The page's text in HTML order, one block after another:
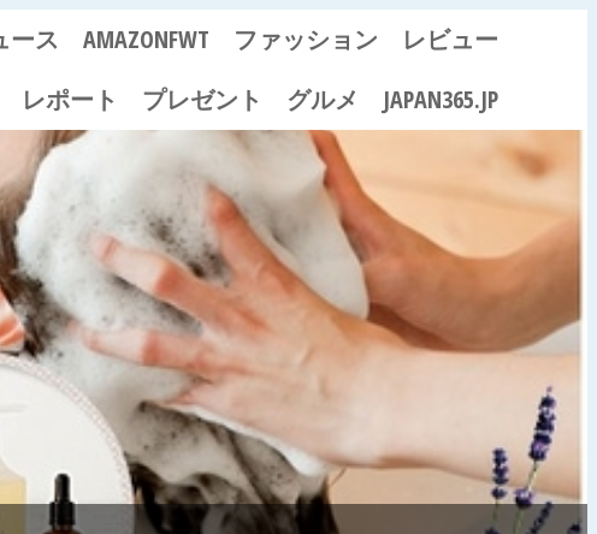
ース AMAZONFWT ファッション
レビュー
レポート
プレゼント グルメ JAPAN365.JP